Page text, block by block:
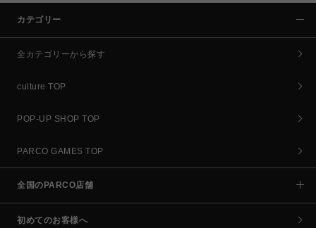
カテゴリー
全カテゴリーから探す
culture TOP
POP-UP SHOP TOP
PARCO GAMES TOP
全国のPARCO店舗
初めてのお客様へ